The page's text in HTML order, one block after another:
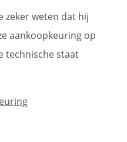
zeker weten dat hij
aankoopkeuring op
technische staat